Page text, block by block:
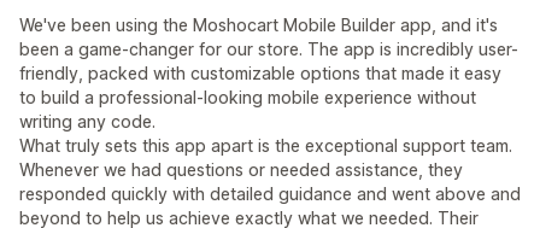
We've been using the Moshocart Mobile Builder app, and it's
been a game-changer for our store. The app is incredibly user-
friendly, packed with customizable options that made it easy
to build a professional-looking mobile experience without
writing any code.
What truly sets this app apart is the exceptional support team.
Whenever we had questions or needed assistance, they
responded quickly with detailed guidance and went above and
beyond to help us achieve exactly what we needed. Their